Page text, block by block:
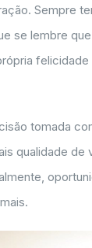
Sempre
se lembre
tomada
qualidade de